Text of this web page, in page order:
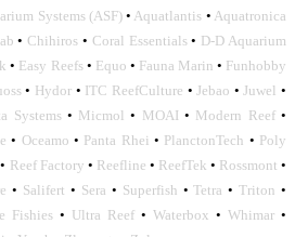
Systems (ASF)• Aquatlantis • Aquatronica
• Chihiros • Coral Essentials• D-D Aquarium
• Easy Reefs• Equo • Fauna Marin • Funhobby
• Hydor • ITC ReefCulture •Jebao •Juwel •
Systems• Micmol • MOAI • Modern Reef•
• Oceamo • Panta Rhei • PlanctonTech • Poly
• Reef Factory • Reefline • ReefTek • Rossmont •
• Salifert • Sera • Superfish •Tetra •Triton •
Fishies • Ultra Reef • Waterbox • Whimar •